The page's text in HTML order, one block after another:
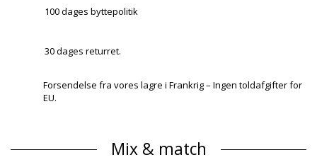
100 dages byttepolitik
30 dages returret.
Forsendelse fra vores lagre i Frankrig – Ingen toldafgifter for
EU.
Mix & match